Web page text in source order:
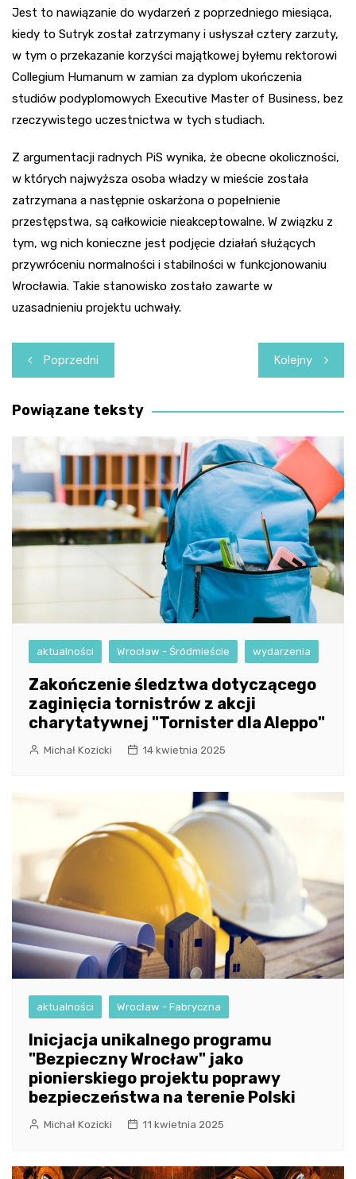
Jest to nawiązanie do wydarzeń z poprzedniego miesiąca,
kiedy to Sutryk został zatrzymany i usłyszał cztery zarzuty,
w tym o przekazanie korzyści majątkowej byłemu rektorowi
Collegium Humanum w zamian za dyplom ukończenia
studiów podyplomowych Executive Master of Business, bez
rzeczywistego uczestnictwa w tych studiach.
Z argumentacji radnych PiS wynika, że obecne okoliczności,
w których najwyższa osoba władzy w mieście została
zatrzymana a następnie oskarżona o popełnienie
przestępstwa, są całkowicie nieakceptowalne. W związku z
tym, wg nich konieczne jest podjęcie działań służących
przywróceniu normalności i stabilności w funkcjonowaniu
Wrocławia. Takie stanowisko zostało zawarte w
uzasadnieniu projektu uchwały.
Nawigacja
wpisu
Poprzedni Kolejny
Powiązane teksty
aktualności Wrocław - Śródmieście wydarzenia
Zakończenie śledztwa dotyczącego
zaginięcia tornistrów z akcji
charytatywnej "Tornister dla Aleppo"
Michał Kozicki 14 kwietnia 2025
aktualności Wrocław - Fabryczna
Inicjacja unikalnego programu
"Bezpieczny Wrocław" jako
pionierskiego projektu poprawy
bezpieczeństwa na terenie Polski
Michał Kozicki 11 kwietnia 2025